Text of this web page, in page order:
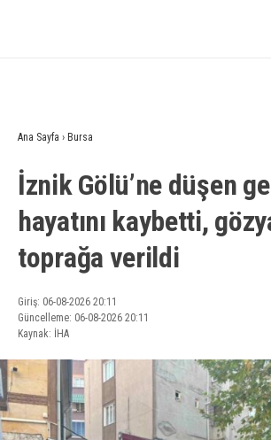
Ana Sayfa › Bursa
İznik Gölü’ne düşen
hayatını kaybetti,
toprağa verildi
Giriş: 06-08-2026 20:11
Güncelleme: 06-08-2026 20:11
Kaynak: İHA